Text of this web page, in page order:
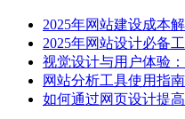
2025年网站建设成本
2025年网站设计必备
视觉设计与用户体验
网站分析工具使用指
如何通过网页设计提